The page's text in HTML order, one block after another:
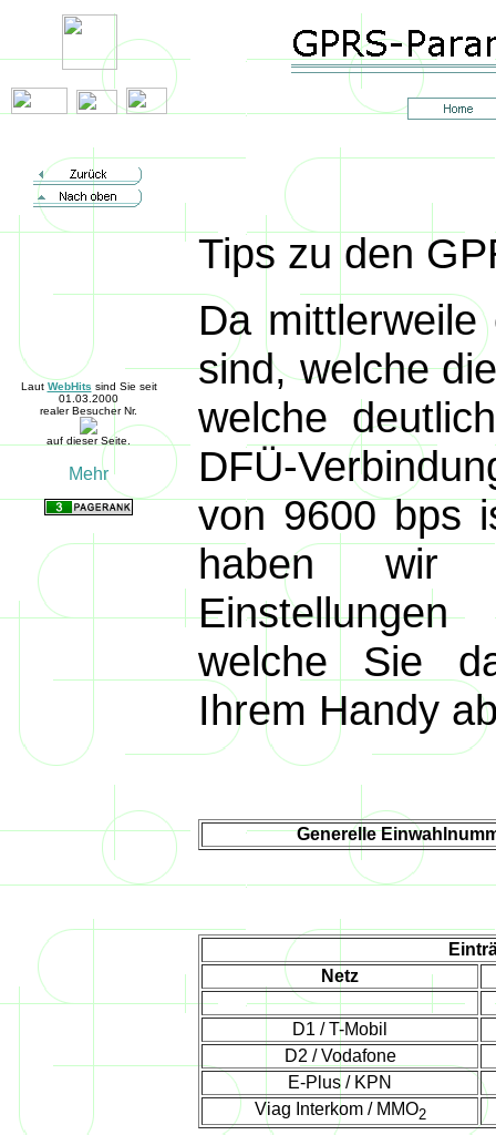
Laut WebHits sind Sie seit
01.03.2000
realer Besucher Nr.
auf dieser Seite.
Tips zu den
Da
sind, welche
welche
DFÜ-
von 9600 bps
haben wir
welche Sie
Ihrem Handy
Generelle
Netz
D1 / T-Mobil
D2 / Vodafone
E-Plus / KPN
Viag Interkom / MMO2